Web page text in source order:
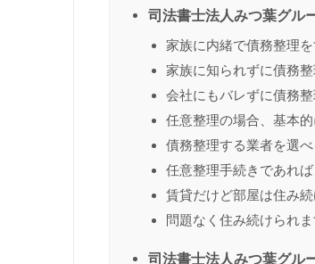
司法書士法人みつ葉グル
家族に内緒で債務整理
家族に知られずに債務
会社にもバレずに債務
任意整理の場合、基本
債務整理する業者を選べ
任意整理手続きであれ
賃貸だけど部屋は住み続
問題なく住み続けられま
司法書士法人みつ葉グル